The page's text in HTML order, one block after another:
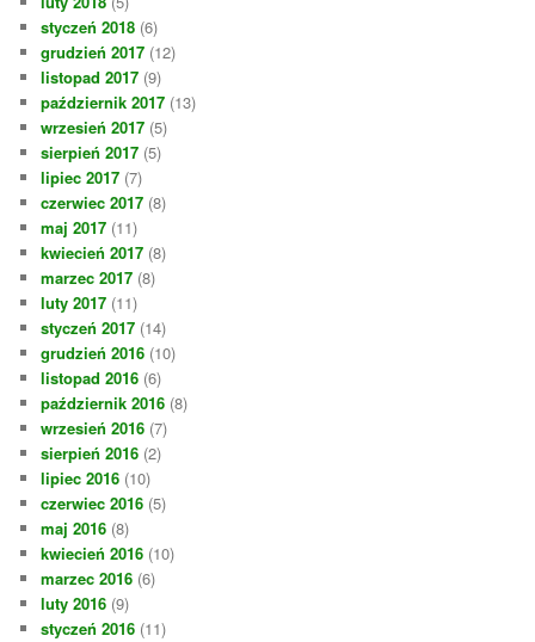
styczeń 2018 (6)
grudzień 2017 (12)
listopad 2017 (9)
październik 2017 (13)
wrzesień 2017 (5)
sierpień 2017 (5)
lipiec 2017 (7)
czerwiec 2017 (8)
maj 2017 (11)
kwiecień 2017 (8)
marzec 2017 (8)
luty 2017 (11)
styczeń 2017 (14)
grudzień 2016 (10)
listopad 2016 (6)
październik 2016 (8)
wrzesień 2016 (7)
sierpień 2016 (2)
lipiec 2016 (10)
czerwiec 2016 (5)
maj 2016 (8)
kwiecień 2016 (10)
marzec 2016 (6)
luty 2016 (9)
styczeń 2016 (11)